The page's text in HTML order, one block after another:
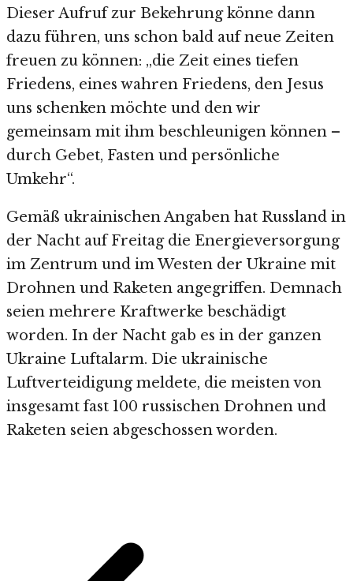
Dieser Aufruf zur Bekehrung könne dann
dazu führen, uns schon bald auf neue Zeiten
freuen zu können: „die Zeit eines tiefen
Friedens, eines wahren Friedens, den Jesus
uns schenken möchte und den wir
gemeinsam mit ihm beschleunigen können –
durch Gebet, Fasten und persönliche
Umkehr“.
Gemäß ukrainischen Angaben hat Russland in
der Nacht auf Freitag die Energieversorgung
im Zentrum und im Westen der Ukraine mit
Drohnen und Raketen angegriffen. Demnach
seien mehrere Kraftwerke beschädigt
worden. In der Nacht gab es in der ganzen
Ukraine Luftalarm. Die ukrainische
Luftverteidigung meldete, die meisten von
insgesamt fast 100 russischen Drohnen und
Raketen seien abgeschossen worden.